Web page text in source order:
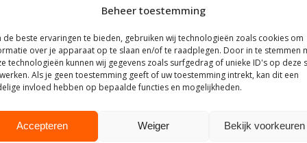
Beheer toestemming
de beste ervaringen te bieden, gebruiken wij technologieën zoals cookies om
over je apparaat op te slaan en/of te raadplegen. Door in te stemmen
technologieën kunnen wij gegevens zoals surfgedrag of unieke ID's op deze
Als je geen toestemming geeft of uw toestemming intrekt, kan dit een
invloed hebben op bepaalde functies en mogelijkheden.
Accepteren Weiger Bekijk voorkeuren
EAN-code
Productcode